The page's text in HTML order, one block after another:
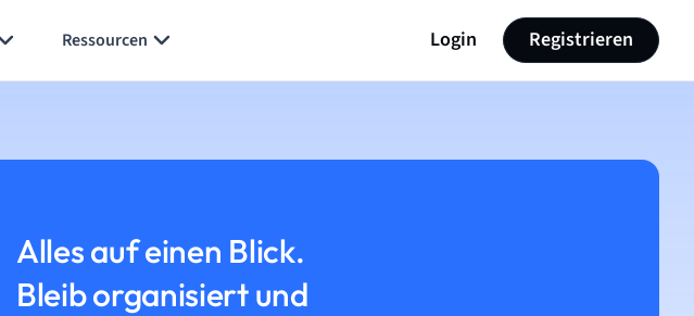
Ressourcen Login Registrieren
Alles auf einen Blick.
Bleib organisiert und